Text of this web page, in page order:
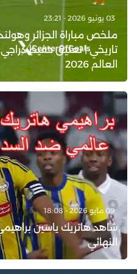
03 يونيو 2026 - 23:21
ملخص مباراة الجزائر
تاريخي | تعليق حفيظ
العالم 2026
09 مايو 2026 - 18:08
شاهد هاتريك ياسين
النهائي